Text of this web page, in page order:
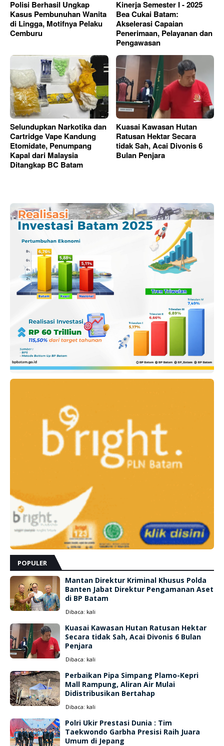
Polisi Berhasil Ungkap
Kasus Pembunuhan Wanita
di Lingga, Motifnya Pelaku
Cemburu
Kinerja Semester I - 2025
Bea Cukai Batam:
Akselerasi Capaian
Penerimaan, Pelayanan dan
Pengawasan
Selundupkan Narkotika dan
Cartridge Vape Kandung
Etomidate, Penumpang
Kapal dari Malaysia
Ditangkap BC Batam
Kuasai Kawasan Hutan
Ratusan Hektar Secara
tidak Sah, Acai Divonis 6
Bulan Penjara
POPULER
Mantan Direktur Kriminal Khusus Polda
Banten Jabat Direktur Pengamanan Aset
di BP Batam
Dibaca: kali
Kuasai Kawasan Hutan Ratusan Hektar
Secara tidak Sah, Acai Divonis 6 Bulan
Penjara
Dibaca: kali
Perbaikan Pipa Simpang Plamo-Kepri
Mall Rampung, Aliran Air Mulai
Didistribusikan Bertahap
Dibaca: kali
Polri Ukir Prestasi Dunia : Tim
Taekwondo Garbha Presisi Raih Juara
Umum di Jepang